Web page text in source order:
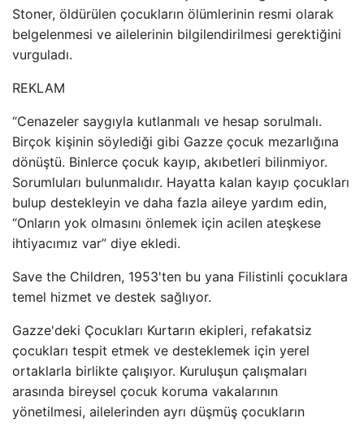
Stoner, öldürülen çocukların ölümlerinin resmi olarak
belgelenmesi ve ailelerinin bilgilendirilmesi gerektiğini
vurguladı.
REKLAM
“Cenazeler saygıyla kutlanmalı ve hesap sorulmalı.
Birçok kişinin söylediği gibi Gazze çocuk mezarlığına
dönüştü. Binlerce çocuk kayıp, akıbetleri bilinmiyor.
Sorumluları bulunmalıdır. Hayatta kalan kayıp çocukları
bulup destekleyin ve daha fazla aileye yardım edin,
“Onların yok olmasını önlemek için acilen ateşkese
ihtiyacımız var” diye ekledi.
Save the Children, 1953'ten bu yana Filistinli çocuklara
temel hizmet ve destek sağlıyor.
Gazze'deki Çocukları Kurtarın ekipleri, refakatsiz
çocukları tespit etmek ve desteklemek için yerel
ortaklarla birlikte çalışıyor. Kuruluşun çalışmaları
arasında bireysel çocuk koruma vakalarının
yönetilmesi, ailelerinden ayrı düşmüş çocukların